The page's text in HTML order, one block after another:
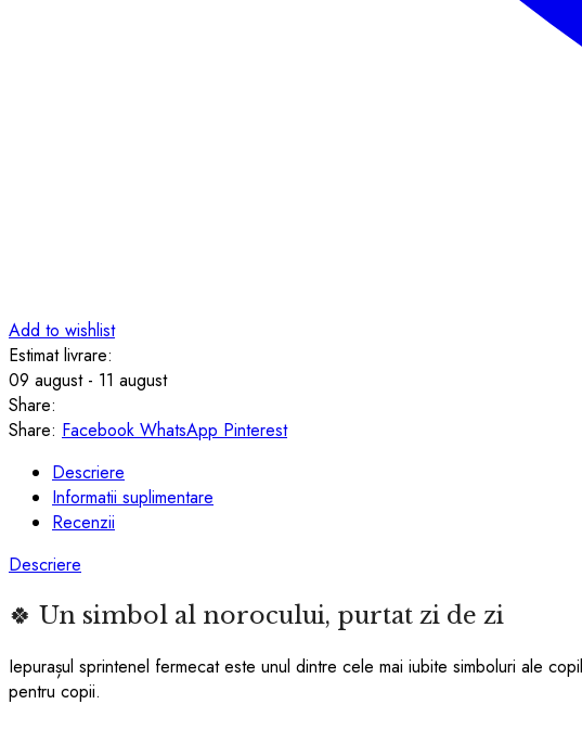
Add to wishlist
Estimat livrare:
09 august - 11 august
Share:
Share: Facebook WhatsApp Pinterest
Descriere
Informatii suplimentare
Recenzii
Descriere
🍀 Un simbol al norocului, purtat zi de zi
Iepurașul sprintenel fermecat este unul dintre cele mai iubite simboluri ale
pentru copii.